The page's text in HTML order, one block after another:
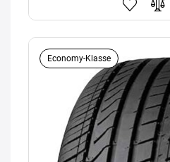
Economy-Klasse